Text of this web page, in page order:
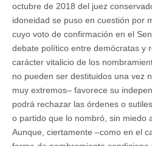
octubre de 2018 del juez
idoneidad se puso en cuestión por
cuyo voto de confirmación en el
debate político entre demócratas y
carácter vitalicio de los
no pueden ser destituidos una vez
muy extremos– favorece su
podrá rechazar las órdenes o
o partido que lo nombró, sin miedo
Aunque, ciertamente –como en el